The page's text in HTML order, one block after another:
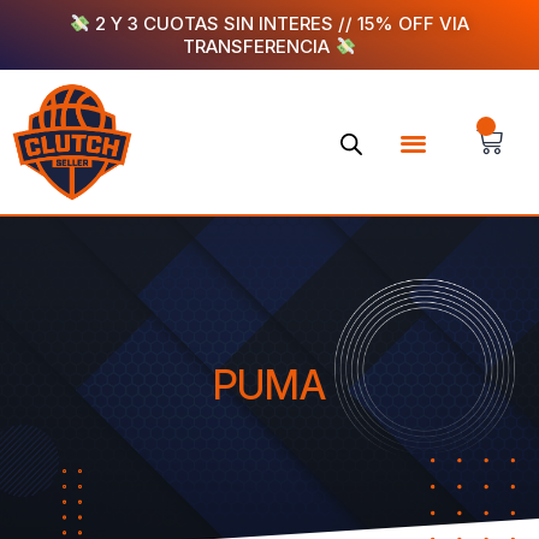
contenido
2 Y 3 CUOTAS SIN INTERES // 15% OFF VIA
TRANSFERENCIA
Menu
PUMA